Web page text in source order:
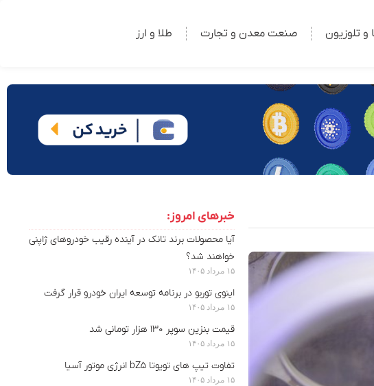
و تلوزیون صنعت معدن و تجارت طلا و ارز
خبرهای امروز:
آیا محصولات برند تانک در آینده رقیب خودروهای ژاپنی
خواهند شد؟
۱۵ مرداد ۱۴۰۵
اینوی توربو در برنامه توسعه ایران خودرو قرار گرفت
۱۵ مرداد ۱۴۰۵
قیمت بنزین سوپر ۱۳۰ هزار تومانی شد
۱۵ مرداد ۱۴۰۵
تفاوت تیپ های تویوتا bZ5 انرژی موتور آسیا
۱۵ مرداد ۱۴۰۵